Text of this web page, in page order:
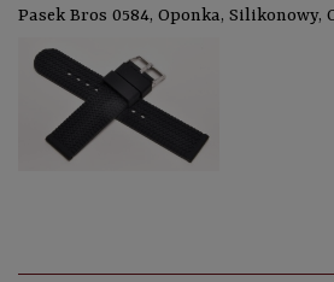
Pasek Bros 0584, Oponka, Silikonowy,